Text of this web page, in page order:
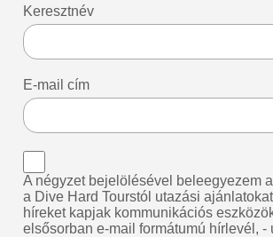
Keresztnév
E-mail cím
A négyzet bejelölésével beleegyezem
a Dive Hard Tourstól utazási
híreket kapjak kommunikációs
elsősorban e-mail formátumú hírlevél, -